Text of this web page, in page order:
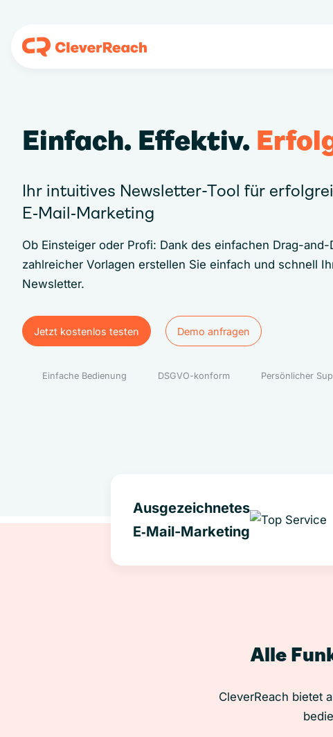
Einfach. Effektiv.
Ihr intuitives Newsletter-Tool für
E‑Mail‑Marketing
Ob Einsteiger oder Profi: Dank des einfachen Drag-
zahlreicher Vorlagen erstellen Sie einfach und schnell
Newsletter.
Jetzt kostenlos testen
Jetzt kostenlos testen
Demo anfragen
Demo anfragen
Einfache Bedienung DSGVO-konform Persönlicher
Ausgezeichnetes
E‑Mail-Marketing
Alle
CleverReach bietet